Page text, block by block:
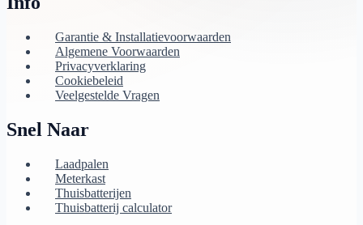
Garantie & Installatievoorwaarden
Algemene Voorwaarden
Privacyverklaring
Cookiebeleid
Veelgestelde Vragen
Snel Naar
Laadpalen
Meterkast
Thuisbatterijen
Thuisbatterij calculator